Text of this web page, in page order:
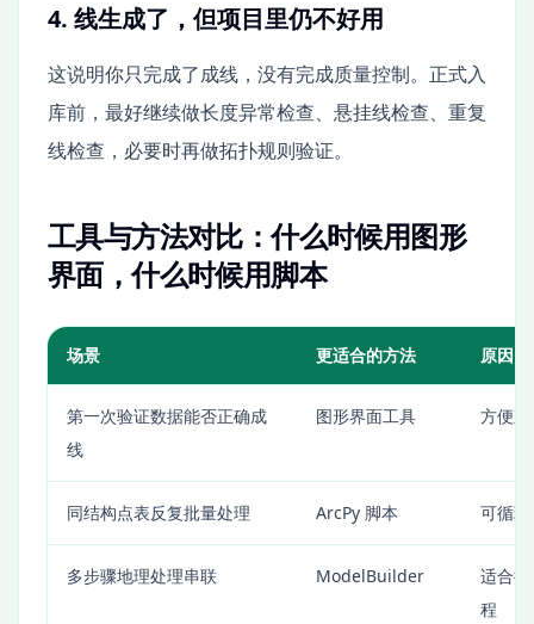
4. 线生成了，但项目里仍不好用
这说明你只完成了成线，没有完成质量控制。正式入
库前，最好继续做长度异常检查、悬挂线检查、重复
线检查，必要时再做拓扑规则验证。
工具与方法对比：什么时候用图形
界面，什么时候用脚本
场景 更适合的方法 原因
第一次验证数据能否正确成
线
图形界面工具 方便
同结构点表反复批量处理 ArcPy 脚本 可循
多步骤地理处理串联 ModelBuilder
适合
程